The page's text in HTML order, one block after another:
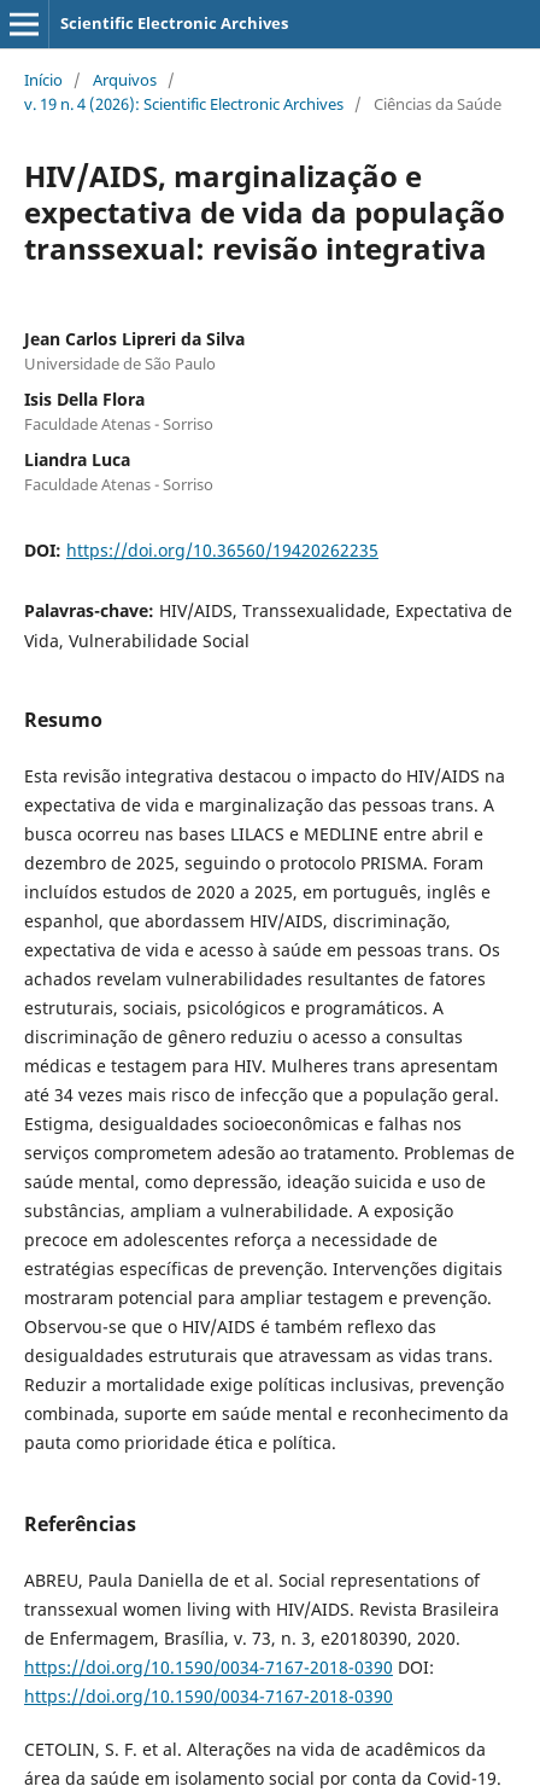
Scientific Electronic Archives
Início / Arquivos /
v. 19 n. 4 (2026): Scientific Electronic Archives / Ciências da Saúde
HIV/AIDS, marginalização e
expectativa de vida da população
transsexual: revisão integrativa
Jean Carlos Lipreri da Silva
Universidade de São Paulo
Isis Della Flora
Faculdade Atenas - Sorriso
Liandra Luca
Faculdade Atenas - Sorriso
DOI: https://doi.org/10.36560/19420262235
Palavras-chave: HIV/AIDS, Transsexualidade, Expectativa de
Vida, Vulnerabilidade Social
Resumo
Esta revisão integrativa destacou o impacto do HIV/AIDS na
expectativa de vida e marginalização das pessoas trans. A
busca ocorreu nas bases LILACS e MEDLINE entre abril e
dezembro de 2025, seguindo o protocolo PRISMA. Foram
incluídos estudos de 2020 a 2025, em português, inglês e
espanhol, que abordassem HIV/AIDS, discriminação,
expectativa de vida e acesso à saúde em pessoas trans. Os
achados revelam vulnerabilidades resultantes de fatores
estruturais, sociais, psicológicos e programáticos. A
discriminação de gênero reduziu o acesso a consultas
médicas e testagem para HIV. Mulheres trans apresentam
até 34 vezes mais risco de infecção que a população geral.
Estigma, desigualdades socioeconômicas e falhas nos
serviços comprometem adesão ao tratamento. Problemas de
saúde mental, como depressão, ideação suicida e uso de
substâncias, ampliam a vulnerabilidade. A exposição
precoce em adolescentes reforça a necessidade de
estratégias específicas de prevenção. Intervenções digitais
mostraram potencial para ampliar testagem e prevenção.
Observou-se que o HIV/AIDS é também reflexo das
desigualdades estruturais que atravessam as vidas trans.
Reduzir a mortalidade exige políticas inclusivas, prevenção
combinada, suporte em saúde mental e reconhecimento da
pauta como prioridade ética e política.
Referências
ABREU, Paula Daniella de et al. Social representations of
transsexual women living with HIV/AIDS. Revista Brasileira
de Enfermagem, Brasília, v. 73, n. 3, e20180390, 2020.
https://doi.org/10.1590/0034-7167-2018-0390 DOI:
https://doi.org/10.1590/0034-7167-2018-0390
CETOLIN, S. F. et al. Alterações na vida de acadêmicos da
área da saúde em isolamento social por conta da Covid-19.